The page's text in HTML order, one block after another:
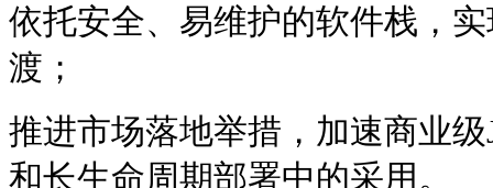
依托安全、易维护的软件栈，
渡；
推进市场落地举措，加速商业
和长生命周期部署中的采用。